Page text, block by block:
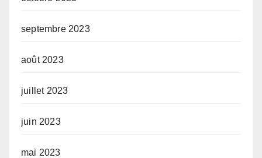
septembre 2023
août 2023
juillet 2023
juin 2023
mai 2023